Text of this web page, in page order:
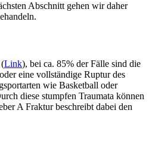
Abschnitt gehen wir daher
(Link), bei ca. 85% der Fälle sind die
eine vollständige Ruptur des
wie Basketball oder
diese stumpfen Traumata können
A Fraktur beschreibt dabei den